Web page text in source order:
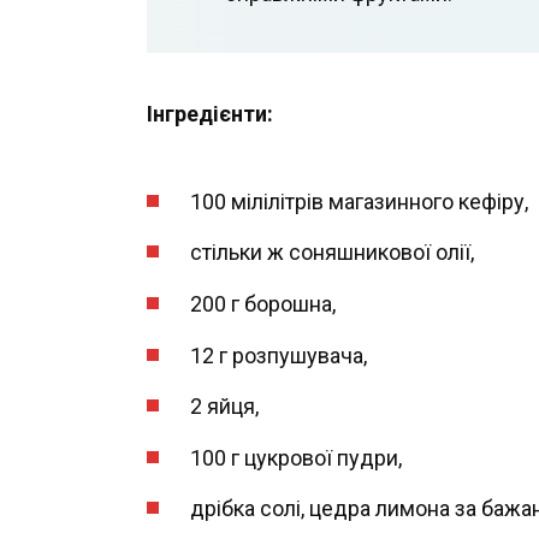
Інгредієнти:
100 мілілітрів магазинного кефіру,
стільки ж соняшникової олії,
200 г борошна,
12 г розпушувача,
2 яйця,
100 г цукрової пудри,
дрібка солі, цедра лимона за